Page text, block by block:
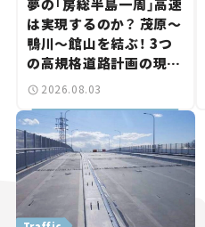
夢の「房総半島一周」高速
は実現するのか？ 茂原～
鴨川～館山を結ぶ！ 3つ
の高規格道路計画の現
状。「館山鴨川道路」で検
路計画】
2026.08.03